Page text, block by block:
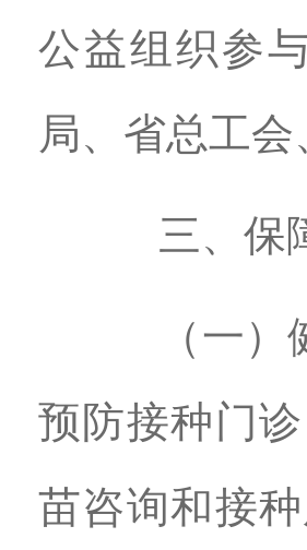
公益组织参
局、省总工
三、保
（一）健
预防接种门
苗咨询和接